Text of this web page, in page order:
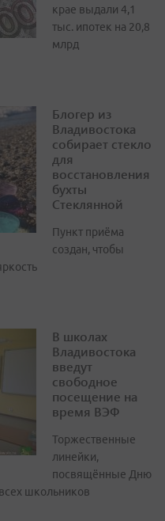
крае выдали 4,1
тыс. ипотек на 20,8
млрд
Блогер из
Владивостока
собирает стекло
для
восстановления
бухты
Стеклянной
Пункт приёма
создан, чтобы
В школах
Владивостока
введут
свободное
посещение на
время ВЭФ
Торжественные
линейки,
посвящённые Дню
школьников